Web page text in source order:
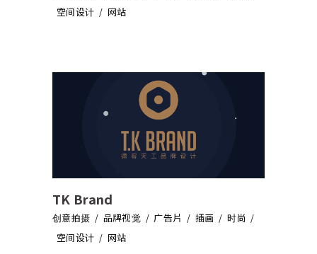
空间设计
网站
TK Brand
创意拍摄 品牌视觉 广告片 插画
时尚
空间设计
网站